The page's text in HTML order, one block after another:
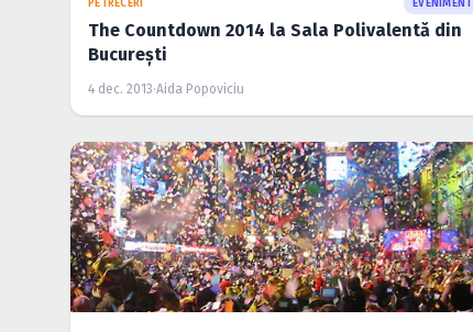
PETRECERI EVENIMENT
The Countdown 2014 la Sala Polivalentă din
Bucureşti
4 dec. 2013·Aida Popoviciu